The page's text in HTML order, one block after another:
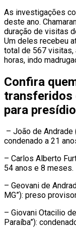
As investigações
deste ano.
duração de visitas
Um deles recebeu
total de 567 visitas,
horas, indo
Confira
transferidos
para
– João de Andrade
condenado a 21
– Carlos Alberto
54 anos e 8 meses.
– Geovani de
MG”): preso
– Giovani Otacilio
Paraíba”):